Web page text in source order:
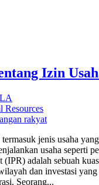
Izin
Resources
termasuk jenis usaha
usaha seperti
(IPR) adalah sebuah
dan investasi
Seorang...